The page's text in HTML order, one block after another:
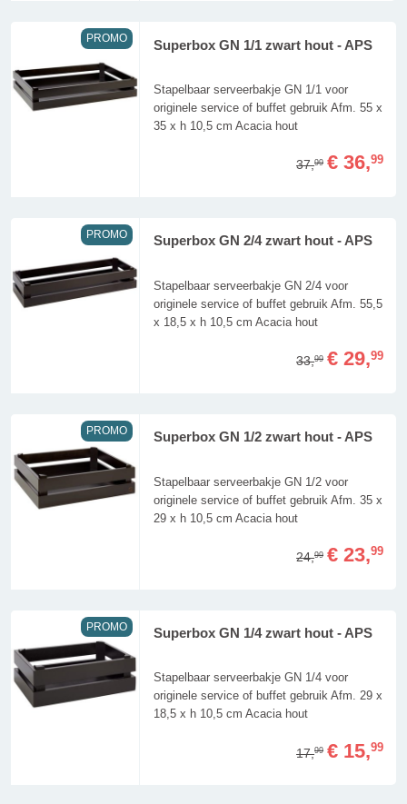
PROMO Superbox GN 1/1 zwart hout - APS
Stapelbaar serveerbakje GN 1/1 voor
originele service of buffet gebruik Afm. 55 x
35 x h 10,5 cm Acacia hout
37,99 € 36,99
PROMO Superbox GN 2/4 zwart hout - APS
Stapelbaar serveerbakje GN 2/4 voor
originele service of buffet gebruik Afm. 55,5
x 18,5 x h 10,5 cm Acacia hout
33,99 € 29,99
PROMO Superbox GN 1/2 zwart hout - APS
Stapelbaar serveerbakje GN 1/2 voor
originele service of buffet gebruik Afm. 35 x
29 x h 10,5 cm Acacia hout
24,99 € 23,99
PROMO Superbox GN 1/4 zwart hout - APS
Stapelbaar serveerbakje GN 1/4 voor
originele service of buffet gebruik Afm. 29 x
18,5 x h 10,5 cm Acacia hout
17,99 € 15,99